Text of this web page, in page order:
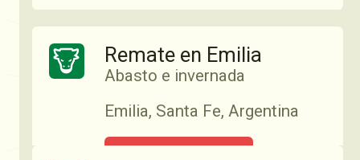
Pilar, Santa Fe, Argentina
Ver transmisión
Remate en Emilia
Abasto e invernada
Emilia, Santa Fe, Argentina